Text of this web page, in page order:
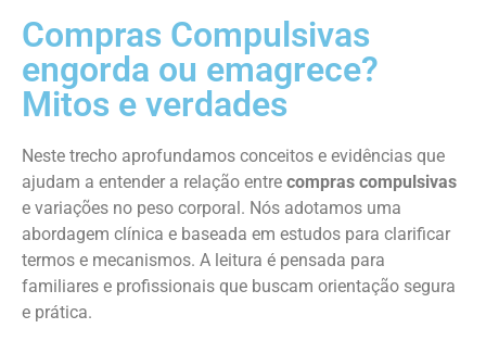
Compras Compulsivas
engorda ou emagrece?
Mitos e verdades
Neste trecho aprofundamos conceitos e evidências que
ajudam a entender a relação entre compras compulsivas
e variações no peso corporal. Nós adotamos uma
abordagem clínica e baseada em estudos para clarificar
termos e mecanismos. A leitura é pensada para
familiares e profissionais que buscam orientação segura
e prática.